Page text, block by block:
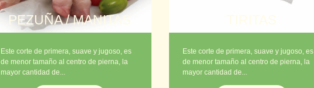
PEZUÑA / MANITAS
Este corte de primera, suave y jugoso, es
de menor tamaño al centro de pierna, la
mayor cantidad de...
Este corte de primera, suave y jugoso, es
de menor tamaño al centro de pierna, la
mayor cantidad de...